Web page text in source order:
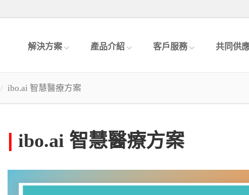
解決方案 產品介紹 客戶服務 共同供
ibo.ai 智慧醫療方案
ibo.ai 智慧醫療方案